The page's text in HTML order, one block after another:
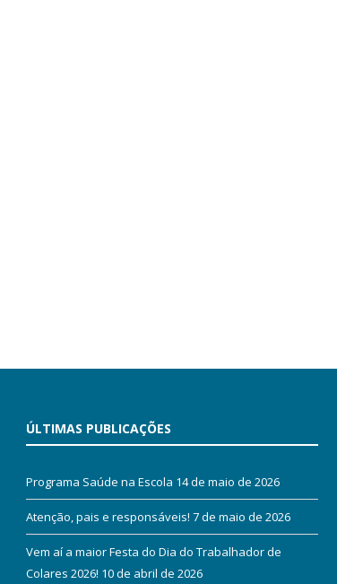
ÚLTIMAS PUBLICAÇÕES
Programa Saúde na Escola 14 de maio de 2026
Atenção, pais e responsáveis! 7 de maio de 2026
Vem aí a maior Festa do Dia do Trabalhador de
Colares 2026! 10 de abril de 2026